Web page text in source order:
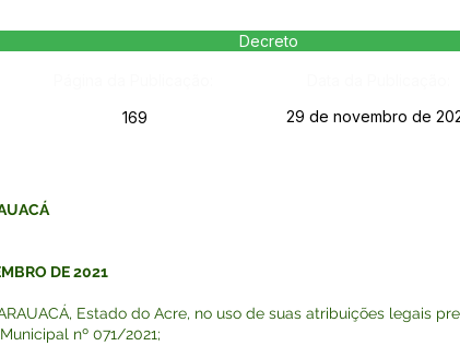
Decreto
169 29 de novembro de
DE 2021
Estado do Acre, no uso de suas atribuições legais
nº 071/2021;